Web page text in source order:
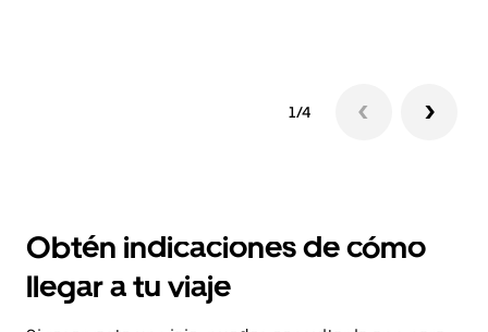
1/4
Obtén indicaciones de cómo
llegar a tu viaje